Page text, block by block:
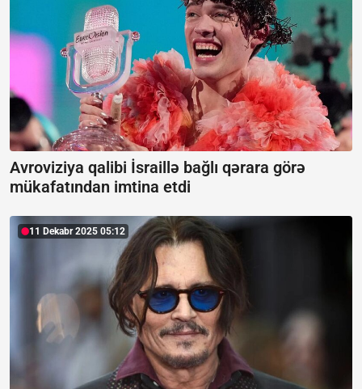
Avroviziya qalibi İsraillə bağlı qərara görə
mükafatından imtina etdi
11 Dekabr 2025 05:12